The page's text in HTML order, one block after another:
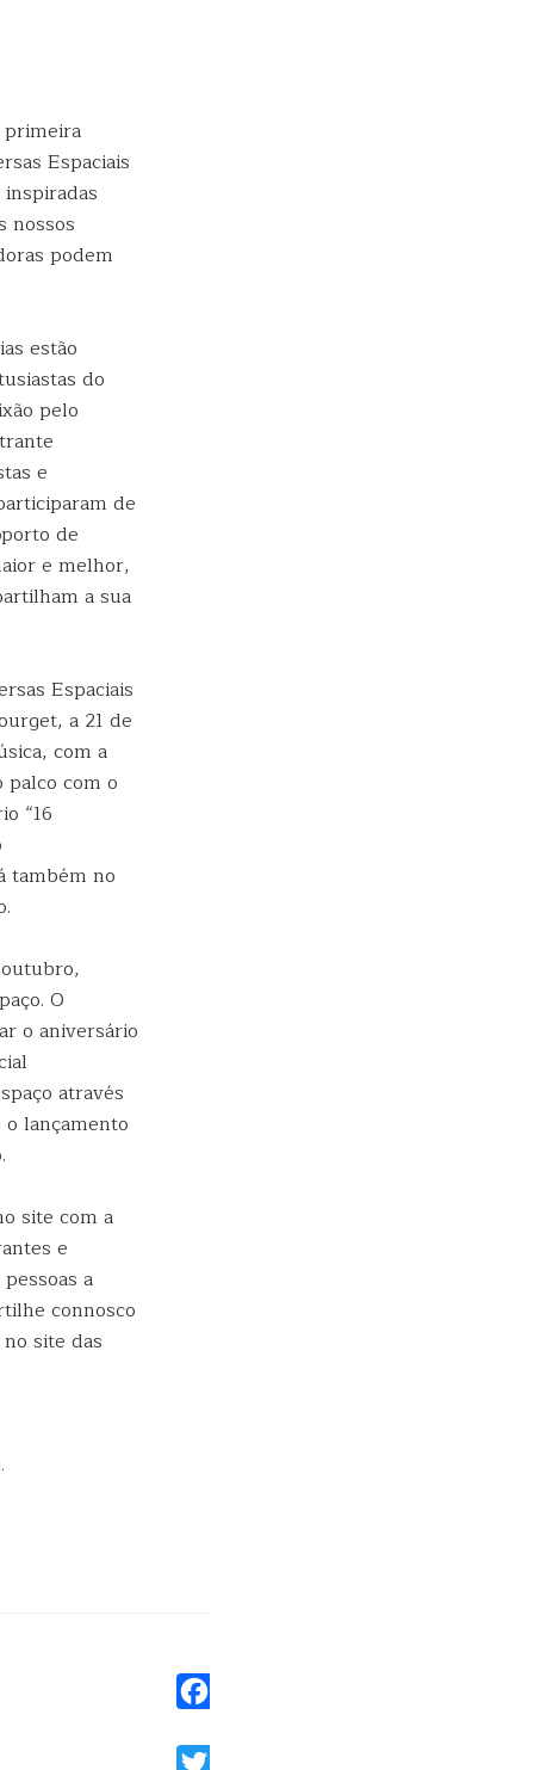
primeira
Espaciais
nossos
podem
estão
do
pelo
e
de
de
e melhor,
a sua
Espaciais
a 21 de
com a
com o
“16
também no
O
o aniversário
através
lançamento
site com a
e
a
connosco
site das